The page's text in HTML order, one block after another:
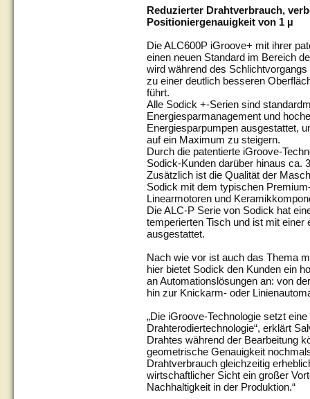
Reduzierter Drahtverbrauch,
Positioniergenauigkeit von 1 µ
Die ALC600P iGroove+ mit ihrer
einen neuen Standard im Bereich
wird während des
zu einer deutlich besseren
führt.
Alle Sodick +-Serien sind
Energiesparmanagement und
Energiesparpumpen ausgestattet,
auf ein Maximum zu steigern.
Durch die patentierte iGroove-
Sodick-Kunden darüber hinaus ca.
Zusätzlich ist die Qualität der
Sodick mit dem typischen
Linearmotoren und
Die ALC-P Serie von Sodick hat
temperierten Tisch und ist mit
ausgestattet.
Nach wie vor ist auch das Thema
hier bietet Sodick den Kunden ein
an Automationslösungen an: von
hin zur Knickarm- oder
„Die iGroove-Technologie setzt
Drahterodiertechnologie“, erklärt
Drahtes während der Bearbeitung
geometrische Genauigkeit
Drahtverbrauch gleichzeitig
wirtschaftlicher Sicht ein großer
Nachhaltigkeit in der Produktion.“